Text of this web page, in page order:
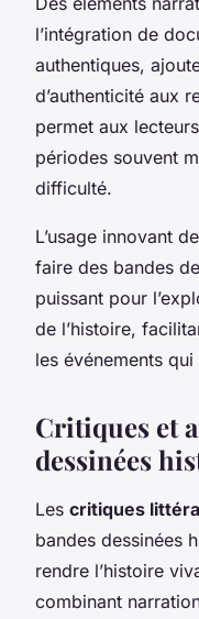
l’intégration de
authentiques,
d’authenticité aux
permet aux
périodes souvent
difficulté.
L’usage innovant
faire des bandes
puissant pour
de l’histoire,
les événements
Critiques et
dessinées
Les critiques
bandes dessinées
rendre l’histoire
combinant